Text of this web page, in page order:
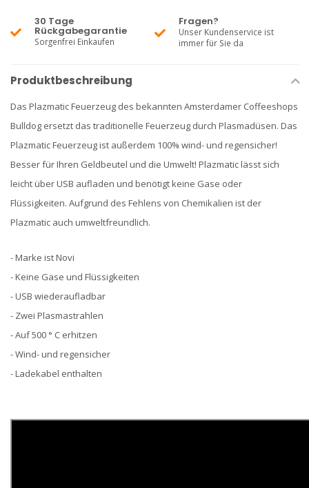
30 Tage
Rückgabegarantie
Sorgenfrei Einkaufen
Fragen?
Unser Kundenservice ist
immer für Sie da
Produktbeschreibung
Das Plazmatic Feuerzeug des bekannten Amsterdamer Coffeeshops
Bulldog ersetzt das traditionelle Feuerzeug durch Plasmadüsen. Das
Plazmatic Feuerzeug ist außerdem 100% wind- und regensicher!
Besser für Ihren Geldbeutel und die Umwelt! Plazmatic lässt sich
leicht über USB aufladen und benötigt keine Gase oder
Flüssigkeiten. Aufgrund des Fehlens von Chemikalien ist der
Plazmatic auch umweltfreundlich.
- Marke ist Novi
- Keine Gase und Flüssigkeiten
- USB wiederaufladbar
- Zwei Plasmastrahlen
- Auf 500 ° C erhitzen
- Wind- und regensicher
- Ladekabel enthalten